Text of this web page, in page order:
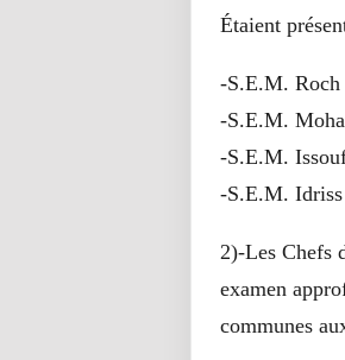
Étaient
-S.E.M.
-S.E.M.
-S.E.M.
-S.E.M.
2)-Les Chefs
examen
communes